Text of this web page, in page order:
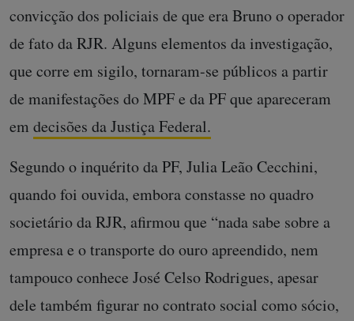
convicção dos policiais de que era Bruno o operador
de fato da RJR. Alguns elementos da investigação,
que corre em sigilo, tornaram-se públicos a partir
de manifestações do MPF e da PF que apareceram
em decisões da Justiça Federal.
Segundo o inquérito da PF, Julia Leão Cecchini,
quando foi ouvida, embora constasse no quadro
societário da RJR, afirmou que “nada sabe sobre a
empresa e o transporte do ouro apreendido, nem
tampouco conhece José Celso Rodrigues, apesar
dele também figurar no contrato social como sócio,